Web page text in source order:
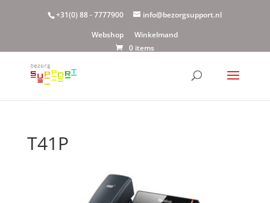
+31(0) 88 - 7777900
info@bezorgsupport.nl
Webshop
Winkelmand
0 items
T41P